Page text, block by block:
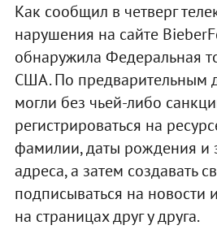
Как сообщил в четверг
нарушения на сайте
обнаружила Федеральная
США. По предварительным
могли без чьей-либо
регистрироваться на
фамилии, даты рождения и
адреса, а затем создавать
подписываться на новости
на страницах друг у друга.